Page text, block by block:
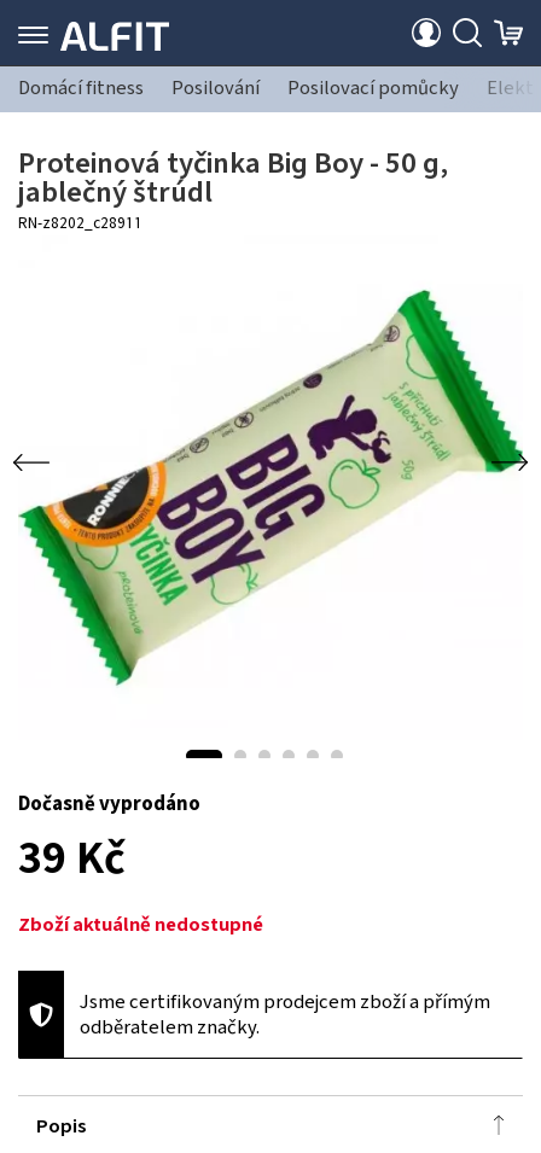
Domácí fitness Posilování Posilovací pomůcky
Proteinová tyčinka Big Boy - 50 g,
jablečný štrúdl
RN-z8202_c28911
Dočasně vyprodáno
39 Kč
Zboží aktuálně nedostupné
Jsme certifikovaným prodejcem zboží a přímým
odběratelem značky.
Popis